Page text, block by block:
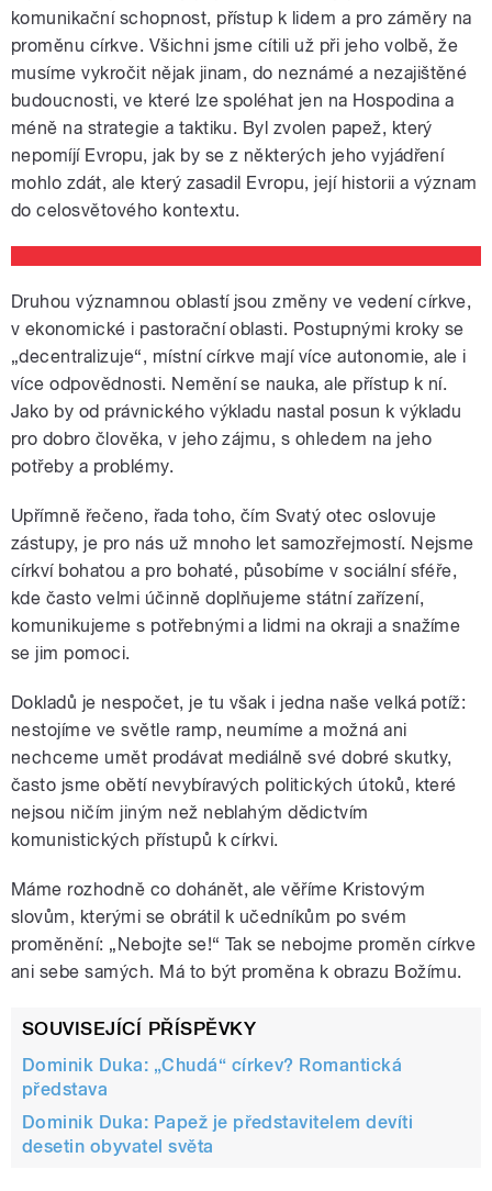
komunikační schopnost, přístup k lidem a pro záměry na
proměnu církve. Všichni jsme cítili už při jeho volbě, že
musíme vykročit nějak jinam, do neznámé a nezajištěné
budoucnosti, ve které lze spoléhat jen na Hospodina a
méně na strategie a taktiku. Byl zvolen papež, který
nepomíjí Evropu, jak by se z některých jeho vyjádření
mohlo zdát, ale který zasadil Evropu, její historii a význam
do celosvětového kontextu.
Druhou významnou oblastí jsou změny ve vedení církve,
v ekonomické i pastorační oblasti. Postupnými kroky se
„decentralizuje“, místní církve mají více autonomie, ale i
více odpovědnosti. Nemění se nauka, ale přístup k ní.
Jako by od právnického výkladu nastal posun k výkladu
pro dobro člověka, v jeho zájmu, s ohledem na jeho
potřeby a problémy.
Upřímně řečeno, řada toho, čím Svatý otec oslovuje
zástupy, je pro nás už mnoho let samozřejmostí. Nejsme
církví bohatou a pro bohaté, působíme v sociální sféře,
kde často velmi účinně doplňujeme státní zařízení,
komunikujeme s potřebnými a lidmi na okraji a snažíme
se jim pomoci.
Dokladů je nespočet, je tu však i jedna naše velká potíž:
nestojíme ve světle ramp, neumíme a možná ani
nechceme umět prodávat mediálně své dobré skutky,
často jsme obětí nevybíravých politických útoků, které
nejsou ničím jiným než neblahým dědictvím
komunistických přístupů k církvi.
Máme rozhodně co dohánět, ale věříme Kristovým
slovům, kterými se obrátil k učedníkům po svém
proměnění: „Nebojte se!“ Tak se nebojme proměn církve
ani sebe samých. Má to být proměna k obrazu Božímu.
SOUVISEJÍCÍ PŘÍSPĚVKY
Dominik Duka: „Chudá“ církev? Romantická
představa
Dominik Duka: Papež je představitelem devíti
desetin obyvatel světa